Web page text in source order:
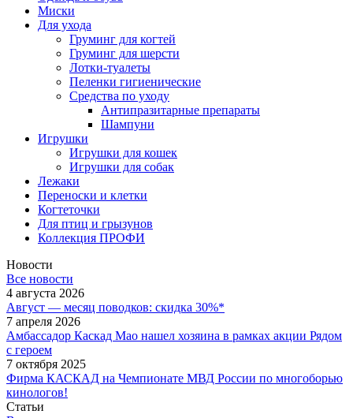
Миски
Для ухода
Груминг для когтей
Груминг для шерсти
Лотки-туалеты
Пеленки гигиенические
Средства по уходу
Антипразитарные препараты
Шампуни
Игрушки
Игрушки для кошек
Игрушки для собак
Лежаки
Переноски и клетки
Когтеточки
Для птиц и грызунов
Коллекция ПРОФИ
Новости
Все новости
4 августа 2026
Август — месяц поводков: скидка 30%*
7 апреля 2026
Амбассадор Каскад Мао нашел хозяина в рамках акции Рядом
с героем
7 октября 2025
Фирма КАСКАД на Чемпионате МВД России по многоборью
кинологов!
Статьи